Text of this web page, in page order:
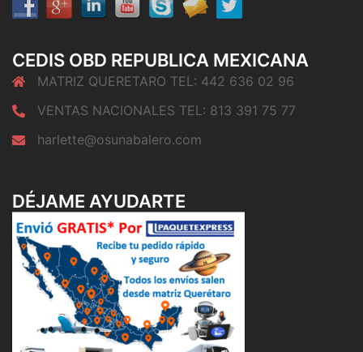
CEDIS OBD REPUBLICA MEXICANA
MATRIZ QUERETARO TEL: 442 636 02 96
VENTAS NACIONALES TEL: 813 391 75 77
harlette@osunabalero.com
DÉJAME AYUDARTE